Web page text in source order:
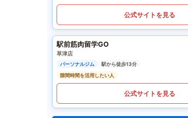
公式サイトを見る
駅前筋肉留学GO
草津店
パーソナルジム
駅から徒歩13分
隙間時間を活用したい人
公式サイトを見る